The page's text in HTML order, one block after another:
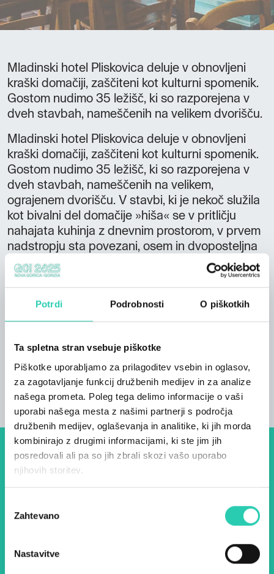
Potrdi Podrobnosti O piškotkih
Ta spletna stran vsebuje piškotke
Piškotke uporabljamo za prilagoditev vsebin in oglasov,
za zagotavljanje funkcij družbenih medijev in za analize
našega prometa. Poleg tega delimo informacije o vaši
uporabi našega mesta z našimi partnerji s področja
družbenih medijev, oglaševanja in analitike, ki jih morda
kombinirajo z drugimi informacijami, ki ste jim jih
posredovali ali pa so jih zbrali skozi vašo uporabo
njihovih storitev.
soglasja
Zahtevano
Nastavitve
Mladinski hotel Pliskovica deluje v obnovljeni
kraški domačiji, zaščiteni kot kulturni spomenik.
Gostom nudimo 35 ležišč, ki so razporejena v
dveh stavbah, nameščenih na velikem dvorišču.
Mladinski hotel Pliskovica deluje v obnovljeni
kraški domačiji, zaščiteni kot kulturni spomenik.
Gostom nudimo 35 ležišč, ki so razporejena v
dveh stavbah, nameščenih na velikem,
ograjenem dvorišču. V stavbi, ki je nekoč služila
kot bivalni del domačije »hiša« se v pritličju
nahajata kuhinja z dnevnim prostorom, v prvem
nadstropju sta povezani, osem in dvoposteljna
soba, na podstrešju pa še sobici za dve in tri
osebe.
Gostom, ki bivajo v tem delu hostla sta na voljo
večnamenski prostor, ki sprejme do 50 oseb ter
2 kopalnici, v prvem nadstropju pa 6- in 14-
posteljna soba.
Dogodki, članki in zgodbe iz
evropske prestolnice kulture
– prijavite se na naš novičnik
in ostanite na tekočem z
našimi aktivnostmi.